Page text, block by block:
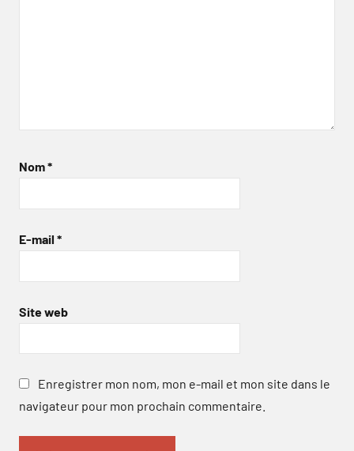
Nom*
E-mail *
Site web
Enregistrer mon nom, mon e-mail et mon site dans le
navigateur pour mon prochain commentaire.